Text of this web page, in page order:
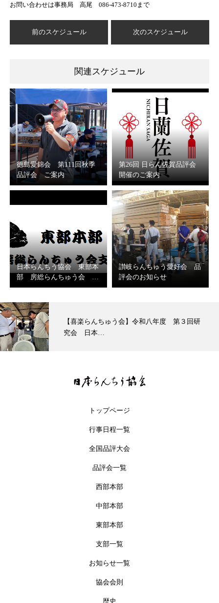
お問い合わせは事務局 高尾 086-473-8710まで
前のスケジュール 次のスケジュール
関連スケジュール
徳島愛錦会 第111回秋季
品評会 ご案内
第26回 日らん佐賀品評会
開催のご案内
日本らんちう協会 東部本
部 房総らんちゅう会 …
讃岐らんちゅう愛好会 品
評会のお知らせ
【喜楽らんちゅう会】令和八年度 第３回研
究会 日本…
トップページ
行事日程一覧
全国品評大会
品評会一覧
西部本部
中部本部
東部本部
支部一覧
お知らせ一覧
協会会則
歴史